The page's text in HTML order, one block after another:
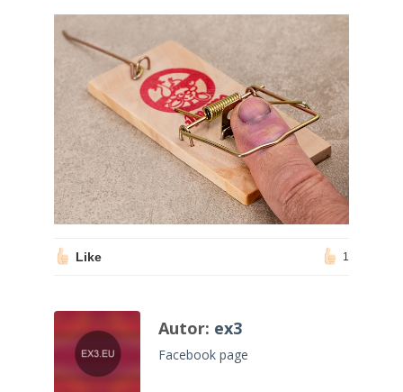
Like 1
Autor: ex3
Facebook page